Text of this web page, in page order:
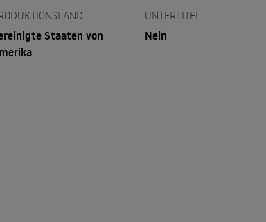
Staaten von
UNTERTITEL
Nein